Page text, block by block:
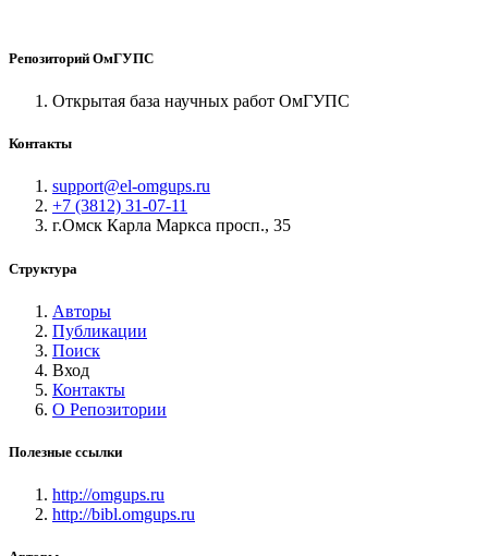
Репозиторий ОмГУПС
Открытая база научных работ ОмГУПС
Контакты
support@el-omgups.ru
+7 (3812) 31-07-11
г.Омск Карла Маркса просп., 35
Структура
Авторы
Публикации
Поиск
Вход
Контакты
О Репозитории
Полезные ссылки
http://omgups.ru
http://bibl.omgups.ru